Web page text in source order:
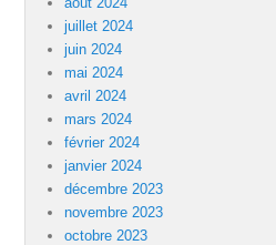
juillet 2024
juin 2024
mai 2024
avril 2024
mars 2024
février 2024
janvier 2024
décembre 2023
novembre 2023
octobre 2023